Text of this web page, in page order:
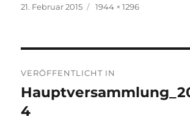
Veröffentlicht
21. Februar 2015 Originalgröße
1944 × 1296
VERÖFFENTLICHT IN
4